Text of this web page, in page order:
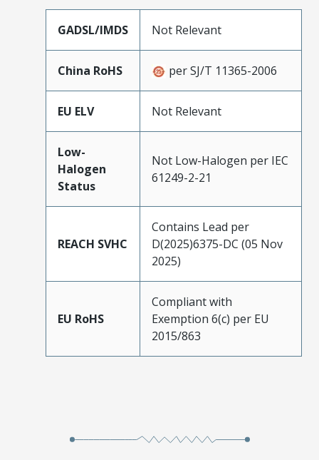
GADSL/IMDS Not Relevant
China RoHS per SJ/T 11365-2006
EU ELV Not Relevant
Low-
Halogen
Status
Not Low-Halogen per IEC
61249-2-21
REACH SVHC
Contains Lead per
D(2025)6375-DC (05 Nov
2025)
EU RoHS
Compliant with
Exemption 6(c) per EU
2015/863